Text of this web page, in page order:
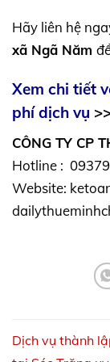
Hãy liên hệ
xã Ngã Năm
Xem chi tiết
phí dịch vụ
CÔNG TY CP
Hotline :
Website:
Dịch vụ thành